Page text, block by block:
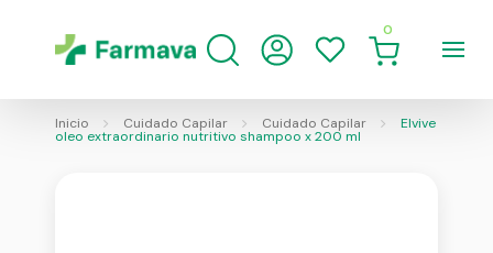
0
Inicio Cuidado Capilar Cuidado Capilar Elvive
oleo extraordinario nutritivo shampoo x 200 ml